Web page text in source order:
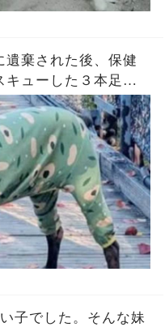
遺棄された後、保健
ューした３本足の
)足も片目もありませ
情がたっぷりありま
した写真が届きまし
ません...（続）
子でした。そんな妹